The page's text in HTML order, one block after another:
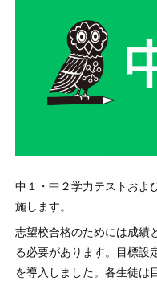
中１・中２学力テストおよ
施します。
志望校合格のためには成績
る必要があります。目標設
を導入しました。各生徒は